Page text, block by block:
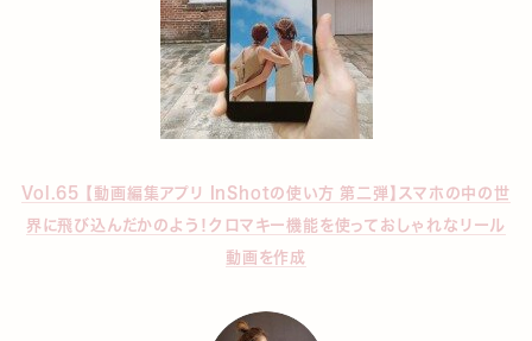
Vol.65 【動画編集アプリ InShotの使い方 第二弾】スマホの中の世
界に飛び込んだかのよう！クロマキー機能を使っておしゃれなリール
動画を作成